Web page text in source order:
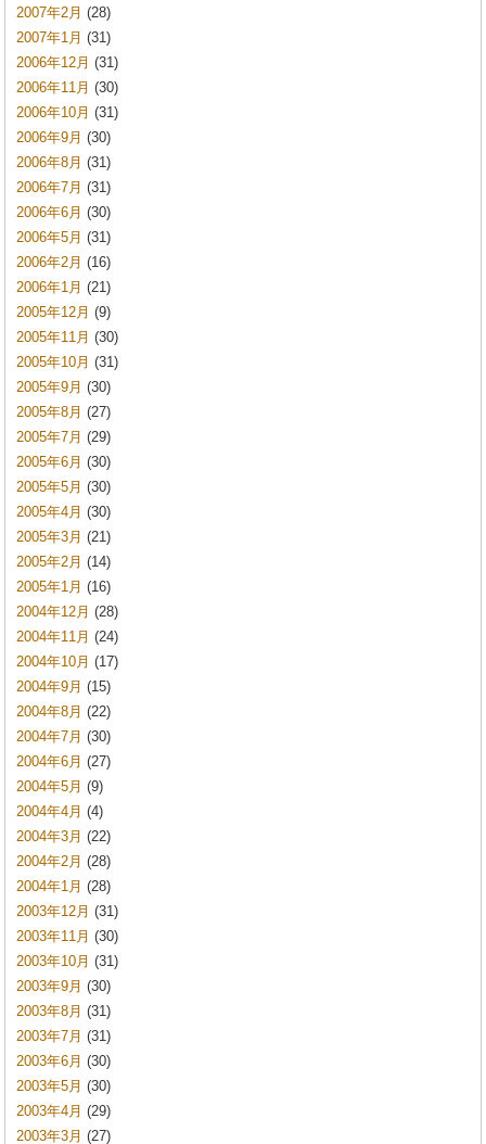
2007年2月 (28)
2007年1月 (31)
2006年12月 (31)
2006年11月 (30)
2006年10月 (31)
2006年9月 (30)
2006年8月 (31)
2006年7月 (31)
2006年6月 (30)
2006年5月 (31)
2006年2月 (16)
2006年1月 (21)
2005年12月 (9)
2005年11月 (30)
2005年10月 (31)
2005年9月 (30)
2005年8月 (27)
2005年7月 (29)
2005年6月 (30)
2005年5月 (30)
2005年4月 (30)
2005年3月 (21)
2005年2月 (14)
2005年1月 (16)
2004年12月 (28)
2004年11月 (24)
2004年10月 (17)
2004年9月 (15)
2004年8月 (22)
2004年7月 (30)
2004年6月 (27)
2004年5月 (9)
2004年4月 (4)
2004年3月 (22)
2004年2月 (28)
2004年1月 (28)
2003年12月 (31)
2003年11月 (30)
2003年10月 (31)
2003年9月 (30)
2003年8月 (31)
2003年7月 (31)
2003年6月 (30)
2003年5月 (30)
2003年4月 (29)
2003年3月 (27)